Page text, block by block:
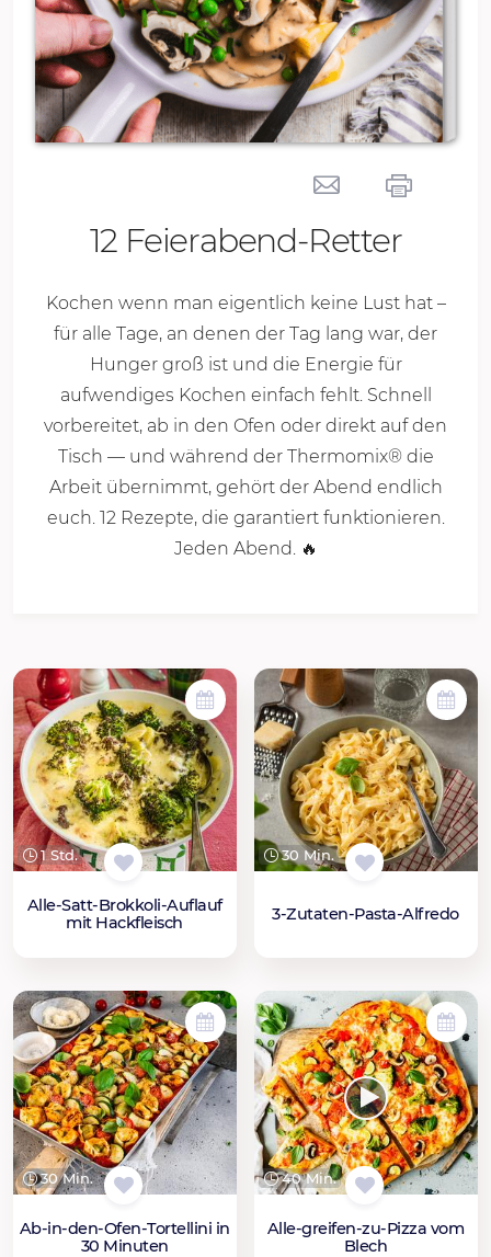
12 Feierabend-Retter
Kochen wenn man eigentlich keine Lust hat –
für alle Tage, an denen der Tag lang war, der
Hunger groß ist und die Energie für
aufwendiges Kochen einfach fehlt. Schnell
vorbereitet, ab in den Ofen oder direkt auf den
Tisch — und während der Thermomix® die
Arbeit übernimmt, gehört der Abend endlich
euch. 12 Rezepte, die garantiert funktionieren.
Jeden Abend. 🔥
1 Std.
Alle-Satt-Brokkoli-Auflauf
mit Hackfleisch
30 Min.
3-Zutaten-Pasta-Alfredo
30 Min.
Ab-in-den-Ofen-Tortellini in
30 Minuten
40 Min.
Alle-greifen-zu-Pizza vom
Blech